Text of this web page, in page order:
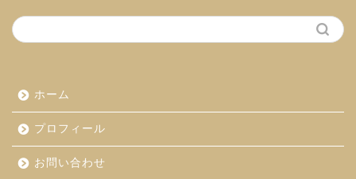
ホーム
プロフィール
お問い合わせ